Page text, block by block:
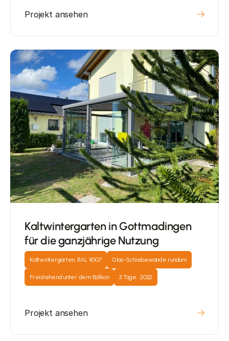
Projekt ansehen
Kaltwintergarten in Gottmadingen
für die ganzjährige Nutzung
Kaltwintergarten, RAL 9007 Glas-Schiebewände rundum
Freistehend unter dem Balkon 3 Tage · 2022
Projekt ansehen